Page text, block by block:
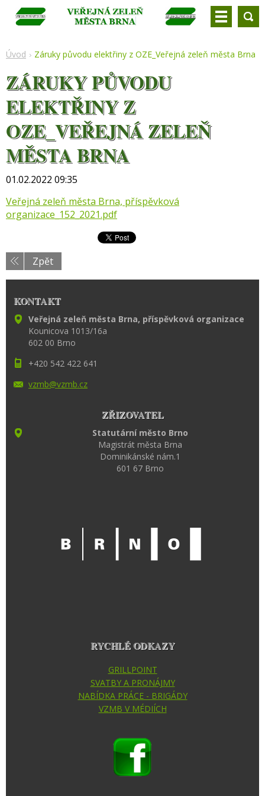
Úvod Záruky původu elektřiny z OZE_Veřejná zeleň města Brna
ZÁRUKY PŮVODU
ELEKTŘINY Z
OZE_VEŘEJNÁ ZELEŇ
MĚSTA BRNA
01.02.2022 09:35
Veřejná zeleň města Brna, příspěvková
organizace_152_2021.pdf
Zpět
KONTAKT
Veřejná zeleň města Brna, příspěvková organizace
Kounicova 1013/16a
602 00 Brno
+420 542 422 641
vzmb@vzmb.cz
ZŘIZOVATEL
Statutární město Brno
Magistrát města Brna
Dominikánské nám.1
601 67 Brno
RYCHLÉ ODKAZY
GRILLPOINT
SVATBY A PRONÁJMY
NABÍDKA PRÁCE - BRIGÁDY
VZMB V MÉDIÍCH